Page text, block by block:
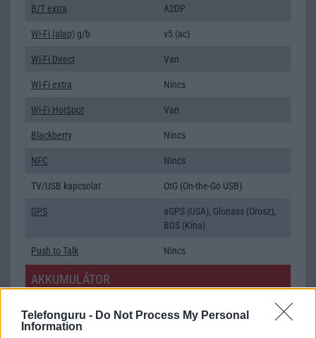
Telefonguru - Do Not Process My Personal
Information
B/T extra A2DP
Wi-Fi (alap) g/b v5 (ac)
Wi-Fi Direct Van
Wi-Fi extra Nincs
Wi-Fi HotSpot Van
Blackberry Nincs
NFC Nincs
TV/USB kapcsolat OtG (On-the-Go USB)
GPS
aGPS (USA), Glonass (Orosz),
BDS (Kína)
Push to Talk Nincs
AKKUMULÁTOR
Készenléti idő h /